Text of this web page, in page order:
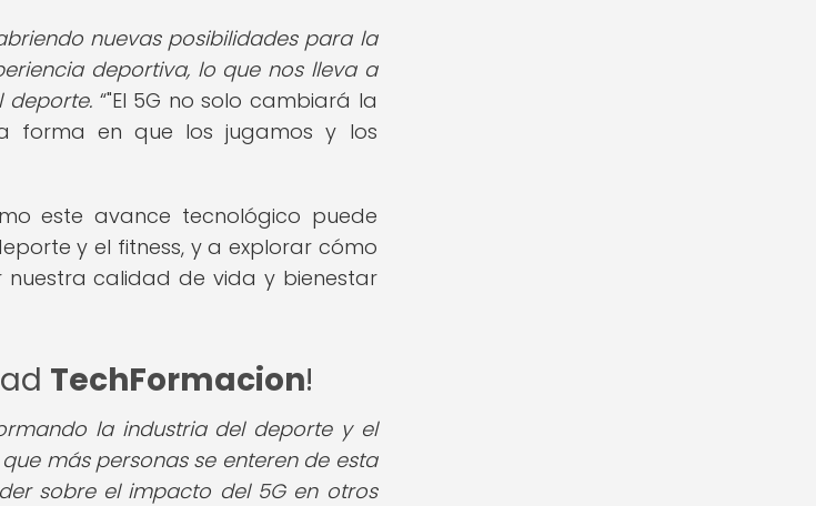
nuevas posibilidades para la
deportiva, lo que nos lleva a
deporte. "El 5G no solo cambiará la
forma en que los jugamos y los
este avance tecnológico puede
y el fitness, y a explorar cómo
calidad de vida y bienestar
TechFormacion!
la industria del deporte y el
más personas se enteren de esta
sobre el impacto del 5G en otros